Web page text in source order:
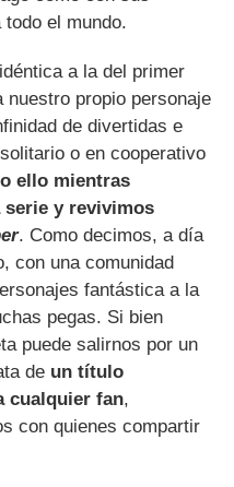
el mundo.
a la del primer
nuestro propio personaje
de divertidas e
o en cooperativo
ello mientras
y revivimos
. Como decimos, a día
con una comunidad
fantástica a la
pegas. Si bien
puede salirnos por un
de un título
cualquier fan,
con quienes compartir